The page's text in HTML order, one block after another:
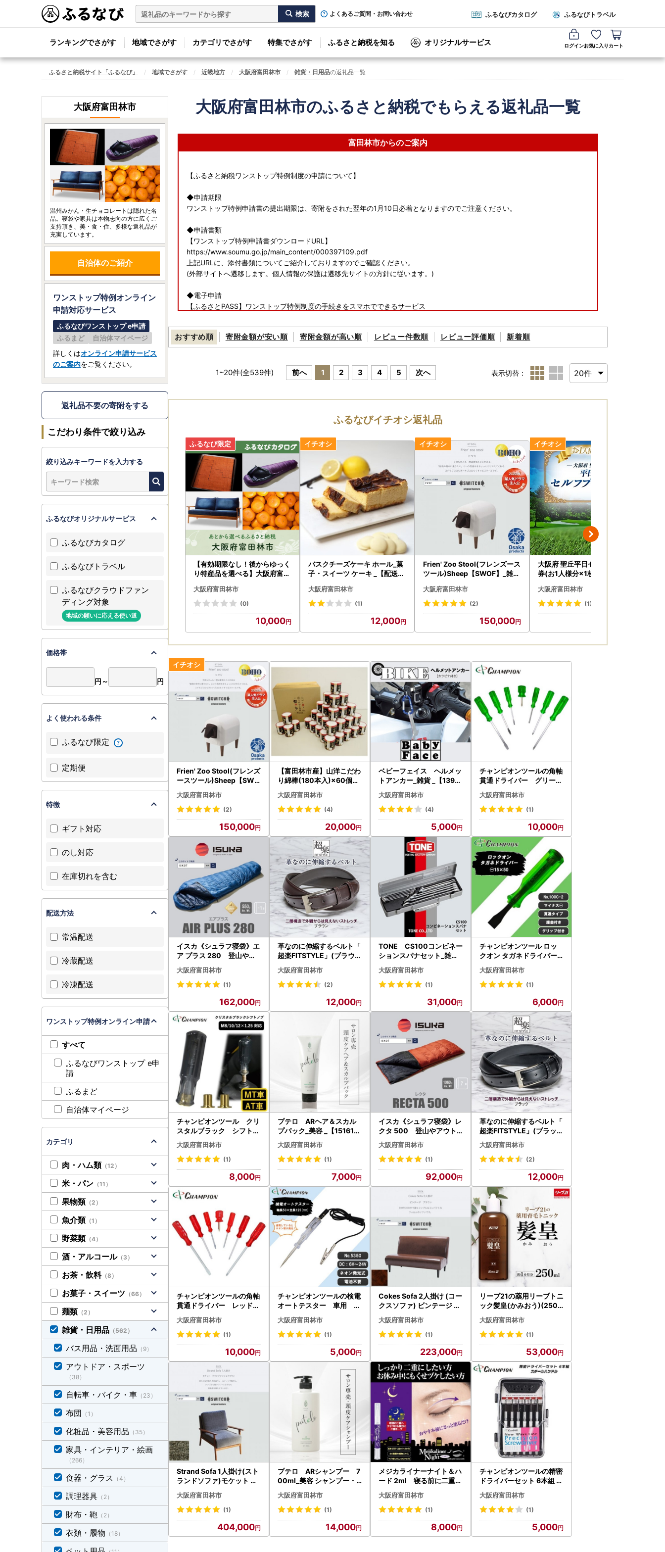
よくあるご質問・お問い合わせ ふるなびカタログ ふるなびトラベル
ランキングでさがす 地域でさがす カテゴリでさがす 特集でさがす ふるさと納税を知る オリジナルサービス ログインお気に入り カート
ふるさと納税サイト「ふるなび」 地域でさがす 近畿地方 大阪府富田林市 雑貨・日用品の返礼品一覧
大阪府富田林市のふるさと納税でもらえる返礼品一覧
富田林市からのご案内
【ふるさと納税ワンストップ特例制度の申請について】
◆申請期限
ワンストップ特例申請書の提出期限は、寄附をされた翌年の1月10日必着となりますのでご注意ください。
◆申請書類
【ワンストップ特例申請書ダウンロードURL】
https://www.soumu.go.jp/main_content/000397109.pdf
上記URLに、添付書類についてご紹介しておりますのでご確認ください。
(外部サイトへ遷移します。個人情報の保護は遷移先サイトの方針に従います。)
◆電子申請
【ふるさとPASS】ワンストップ特例制度の手続きをスマホでできるサービス
上記URLに、電子申請についてご紹介しておりますのでご確認ください。
(外部サイトへ遷移します。個人情報の保護は遷移先サイトの方針に従います。)
〒134-8691
日本郵便株式会社 葛西郵便局私書箱第39号AT
おすすめ順 寄附金額が安い順 寄附金額が高い順 レビュー件数順 レビュー評価順 新着順
1~20件(全539件) 前へ 1 2 3 4 5 次へ 表示切替：
ふるなびイチオシ返礼品
【有効期限なし！後からゆっく
り特産品を選べる】大阪府富田
大阪府富田林市
(0)
10,000
バスクチーズケーキ ホール_菓
子・スイーツ ケーキ _【配送不
大阪府富田林市
(1)
12,000
Frien' Zoo Stool(フレンズース
ツール)Sheep【SWOF】_雑貨
ァ 家具・インテリア _【12380
67】
大阪府富田林市
(2)
150,000
大阪府 聖丘平日セルフプレー
券(お1人様分×1枚)/ ゴルフ 利
プレー券 体験チケット _【109
5156】
大阪府富田林市
(1)
Frien' Zoo Stool(フレンズ
ースツール)Sheep【SWO
F】_雑貨・日用品 椅子・
チェア・ソファ 家具・イ
ンテリア _【1238067】
大阪府富田林市
(2)
150,000
【富田林市産】山洋こだわ
り綿棒(180本入)×60個セ
ット_雑貨・日用品 日用品
_【1091692】
大阪府富田林市
(4)
20,000
ベビーフェイス ヘルメッ
トアンカー_雑貨 _【1395
326】
大阪府富田林市
(4)
5,000
チャンピオンツールの角軸
貫通ドライバー グリーン
7本セット 工具 NO.8
007K _雑貨 _【134431
9】
大阪府富田林市
(1)
10,000
イスカ《シュラフ寝袋》エ
ア プラス 280 登山やア
ウトドア・キャンプ、車中
泊用です。【ISKOT】【16
21044】
大阪府富田林市
(1)
162,000
革なのに伸縮するベルト「
超楽FITSTYLE」(ブラウン
)_装飾品・工芸品 ネクタイ
・ベルト 服飾小物 _【142
0134】
大阪府富田林市
(2)
12,000
TONE CS100コンビネー
ションスパナセット_雑貨
_【1412292】
大阪府富田林市
(1)
31,000
チャンピオンツール ロッ
クオン タガネドライバー -
15×50 マイナス 貫通タイ
プ 四角軸 座金付_雑貨 _【1
442381】
大阪府富田林市
(1)
6,000
チャンピオンツール クリ
スタルブラック シフトノ
ブ 汎用 M8 M10 M12_家電
製品 アウトドア・カー用
品 _【1442569】
大阪府富田林市
(1)
8,000
プテロ ARヘア＆スカル
プパック_美容 _【151615
6】
大阪府富田林市
(1)
7,000
イスカ《シュラフ寝袋》レ
クタ 500 登山やアウト
ドア・キャンプ、車中泊用
です。【ISKOT】【16210
42】
大阪府富田林市
(1)
92,000
革なのに伸縮するベルト「
超楽FITSTYLE」(ブラック
)_装飾品・工芸品 ネクタイ
・ベルト 服飾小物 _【140
1548】
大阪府富田林市
(2)
12,000
チャンピオンツールの角軸
貫通ドライバー レッド
7本セット 工具 NO.80
07K_雑貨・日用品 日用品
_【1320794】
大阪府富田林市
(1)
10,000
チャンピオンツールの検電
オートテスター 車用 工
具 NO.5350 _雑貨 _【1
333206】
大阪府富田林市
(1)
5,000
Cokes Sofa 2人掛け (コー
クスソファ) ビンテージ ブ
ラウン【SWOF】_雑貨・
日用品 椅子・チェア・ソ
ファ 家具・インテリア _【
1391813】
大阪府富田林市
(1)
223,000
リーブ21の薬用リーブトニ
ック髪皇(かみおう)(250
ml) 【約1カ月分】_美容 _
【1418863】
大阪府富田林市
(1)
53,000
Strand Sofa 1人掛け(スト
ランドソファ)モケット ク
リンプアッシュブラウン【
SWOF】_雑貨・日用品 椅
子・チェア・ソファ 家具
・インテリア _【1496365
大阪府富田林市
(1)
404,000
プテロ ARシャンプー 7
00ml_美容 シャンプー・
リンス _【1516150】
大阪府富田林市
(1)
14,000
メジカライナーナイト＆ハ
ード 2ml 寝る前に二重の
クセづけで二重メイクも簡
単に!_美容 _【1536060】
大阪府富田林市
(1)
8,000
チャンピオンツールの精密
ドライバーセット 6本組 ス
チールハンドル プラス マ
イナス 工具_雑貨 _【1396
417】
大阪府富田林市
(1)
5,000
大阪府富田林市
温州みかん・生チョコレートは隠れた名
品。寝袋や家具は本物志向の方に広くご
支持頂き、美・食・住、多様な返礼品が
充実しています。
自治体のご紹介
ワンストップ特例オンライン
申請対応サービス
ふるなびワンストップ e申請
ふるまど
自治体マイページ
詳しくはオンライン申請サービス
のご案内をご覧ください。
返礼品不要の寄附をする
こだわり条件で絞り込み
絞り込みキーワードを入力する
ふるなびオリジナルサービス
ふるなびカタログ
ふるなびトラベル
ふるなびクラウドファン
ディング対象
地域の願いに応える使い道
価格帯
円～ 円
よく使われる条件
ふるなび限定
定期便
特徴
ギフト対応
のし対応
在庫切れを含む
配送方法
常温配送
冷蔵配送
冷凍配送
ワンストップ特例オンライン申請
すべて
ふるなびワンストップ e申
請
ふるまど
自治体マイページ
カテゴリ
肉・ハム類 （12）
米・パン （11）
果物類 （2）
魚介類 （1）
野菜類 （4）
酒・アルコール（3）
お茶・飲料（8）
お菓子・スイーツ （66）
麺類 （2）
雑貨・日用品 （562）
バス用品・洗面用品 （9）
アウトドア・スポーツ
（38）
自転車・バイク・車 （23）
布団 （1）
化粧品・美容用品 （35）
家具・インテリア・絵画
（266）
食器・グラス （4）
調理器具 （2）
財布・鞄 （2）
衣類・履物 （18）